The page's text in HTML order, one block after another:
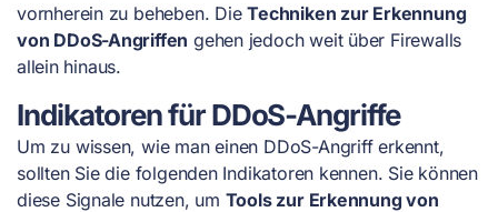
vornherein zu beheben. DieTechniken zur Erkennung
von DDoS-Angriffen gehen jedoch weit über Firewalls
allein hinaus.
Indikatoren für DDoS-Angriffe
Um zu wissen, wie man einen DDoS-Angriff erkennt,
sollten Sie die folgenden Indikatoren kennen. Sie können
diese Signale nutzen, um Tools zur Erkennung von